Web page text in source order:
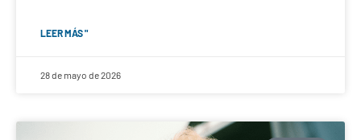
LEER MÁS "
28 de mayo de 2026